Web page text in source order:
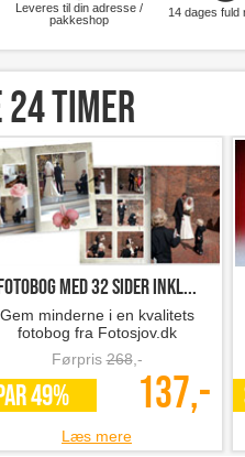
Leveres til din adresse /
pakkeshop
14 dages fuld
timer
med 32 sider inkl...
Gem minderne i en kvalitets
fotobog fra Fotosjov.dk
Førpris268,-
49% 137,-
Læs mere